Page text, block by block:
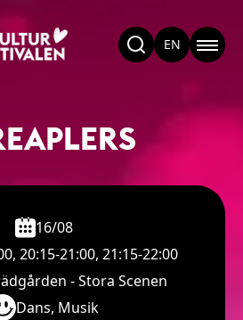
EN
16/08
20:15-21:00, 21:15-22:00
- Stora Scenen
Dans, Musik